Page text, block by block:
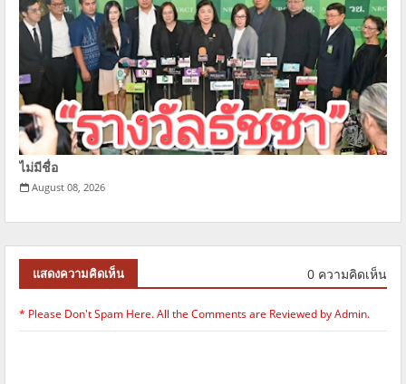
ไม่มีชื่อ
August 08, 2026
แสดงความคิดเห็น 0 ความคิดเห็น
* Please Don't Spam Here. All the Comments are Reviewed by Admin.